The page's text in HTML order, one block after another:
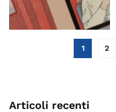
1 2
Articoli recenti